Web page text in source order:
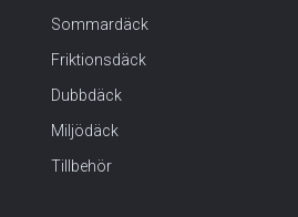
Sommardäck
Friktionsdäck
Dubbdäck
Miljödäck
Tillbehör